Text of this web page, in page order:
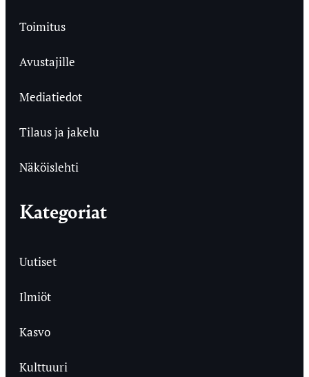
Toimitus
Avustajille
Mediatiedot
Tilaus ja jakelu
Näköislehti
Kategoriat
Uutiset
Ilmiöt
Kasvo
Kulttuuri